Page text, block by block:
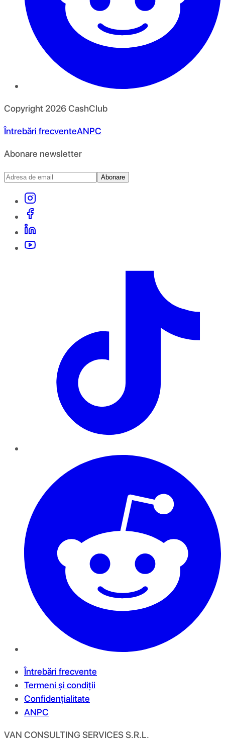
Copyright 2026CashClub
Întrebări frecventeANPC
Abonare newsletter
Abonare
Întrebări frecvente
Termeni și condiții
Confidențialitate
ANPC
VAN CONSULTING SERVICES S.R.L.